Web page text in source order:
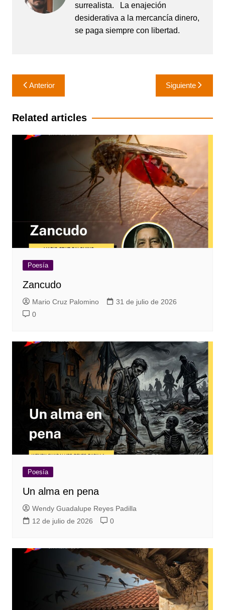
surrealista. La enajeción
desiderativa a la mercancía dinero,
se paga siempre con libertad.
Navegación
de
entradas
Anterior Siguiente
Related articles
Poesía
Zancudo
Mario Cruz Palomino
31 de julio de 2026
0
Poesía
Un alma en pena
Wendy Guadalupe Reyes Padilla
12 de julio de 2026
0